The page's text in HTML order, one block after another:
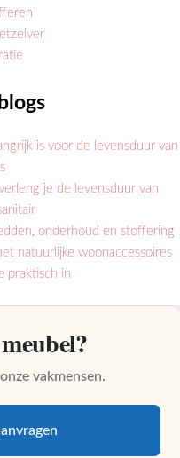
is voor de levensduur van
je de levensduur van
onderhoud en stoffering
natuurlijke woonaccessoires
praktisch in
vakmensen.